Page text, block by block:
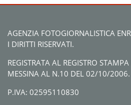
AGENZIA FOTOGIORNALISTICA
I DIRITTI RISERVATI.
REGISTRATA AL REGISTRO
MESSINA AL N.10 DEL 02/10/2006.
P.IVA: 02595110830